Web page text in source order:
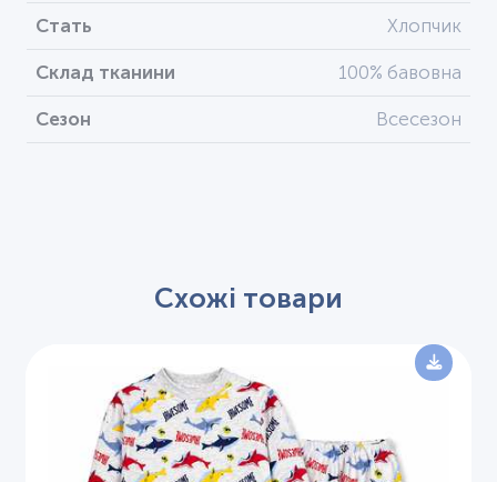
Стать Хлопчик
Склад тканини 100% бавовна
Сезон Всесезон
Схожі товари